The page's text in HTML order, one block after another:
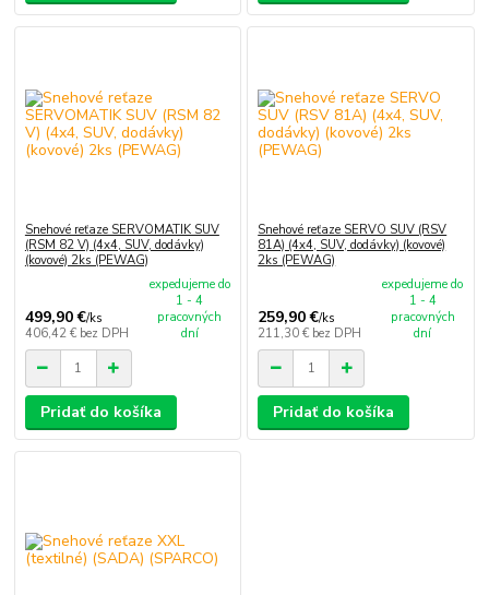
Snehové reťaze SERVOMATIK SUV
(RSM 82 V) (4x4, SUV, dodávky)
(kovové) 2ks (PEWAG)
499,90 €/ks
406,42 € bez DPH
expedujeme do
1 - 4
pracovných
dní
Pridať do košíka
Snehové reťaze SERVO SUV (RSV
81A) (4x4, SUV, dodávky) (kovové)
2ks (PEWAG)
259,90 €/ks
211,30 € bez DPH
expedujeme do
1 - 4
pracovných
dní
Pridať do košíka